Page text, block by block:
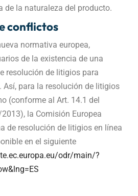
de la naturaleza del producto.
conflictos
normativa europea,
de la existencia de una
resolución de litigios para
para la resolución de litigios
(conforme al Art. 14.1 del
la Comisión Europea
de resolución de litigios en línea
en el siguiente
odr/main/?